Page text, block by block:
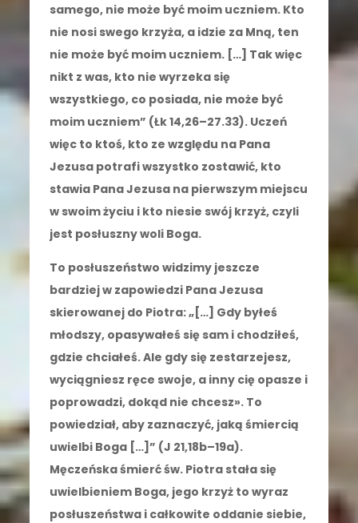
samego, nie może być moim uczniem. Kto
nie nosi swego krzyża, a idzie za Mną, ten
nie może być moim uczniem. […] Tak więc
nikt z was, kto nie wyrzeka się
wszystkiego, co posiada, nie może być
moim uczniem” (Łk 14,26–27.33). Uczeń
więc to ktoś, kto ze względu na Pana
Jezusa potrafi wszystko zostawić, kto
stawia Pana Jezusa na pierwszym miejscu
w swoim życiu i kto niesie swój krzyż, czyli
jest posłuszny woli Boga.
To posłuszeństwo widzimy jeszcze
bardziej w zapowiedzi Pana Jezusa
skierowanej do Piotra: „[…] Gdy byłeś
młodszy, opasywałeś się sam i chodziłeś,
gdzie chciałeś. Ale gdy się zestarzejesz,
wyciągniesz ręce swoje, a inny cię opasze i
poprowadzi, dokąd nie chcesz». To
powiedział, aby zaznaczyć, jaką śmiercią
uwielbi Boga […]” (J 21,18b–19a).
Męczeńska śmierć św. Piotra stała się
uwielbieniem Boga, jego krzyż to wyraz
posłuszeństwa i całkowite oddanie siebie,